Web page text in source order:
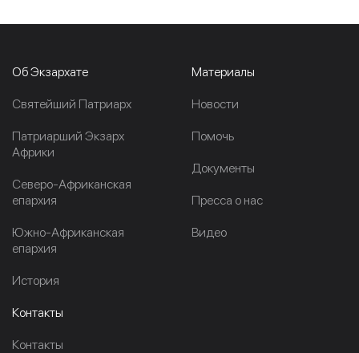
Об Экзархате
Cвятейший Патриарх
Патриарший Экзарх
Африки
Северо-Африканская
епархия
Южно-Африканская
епархия
История
Материалы
Новости
Помочь
Документы
Пресса о нас
Видео
Контакты
Контакты